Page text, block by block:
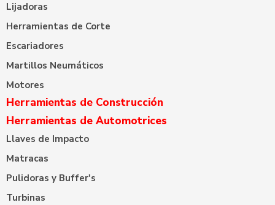
Lijadoras
Herramientas de Corte
Escariadores
Martillos Neumáticos
Motores
Herramientas de Construcción
Herramientas de Automotrices
Llaves de Impacto
Matracas
Pulidoras y Buffer's
Turbinas